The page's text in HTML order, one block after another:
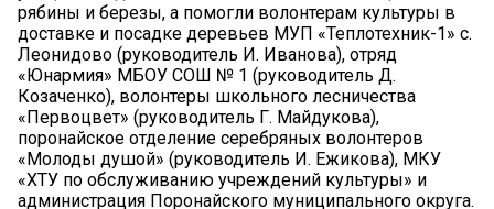
рябины и березы, а помогли волонтерам культуры в
доставке и посадке деревьев МУП «Теплотехник-1» с.
Леонидово (руководитель И. Иванова), отряд
«Юнармия» МБОУ СОШ № 1 (руководитель Д.
Козаченко), волонтеры школьного лесничества
«Первоцвет» (руководитель Г. Майдукова),
поронайское отделение серебряных волонтеров
«Молоды душой» (руководитель И. Ежикова), МКУ
«ХТУ по обслуживанию учреждений культуры» и
администрация Поронайского муниципального округа.